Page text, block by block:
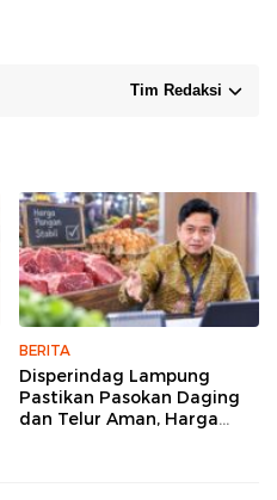
Tim Redaksi
BERITA
Disperindag Lampung
Pastikan Pasokan Daging
dan Telur Aman, Harga